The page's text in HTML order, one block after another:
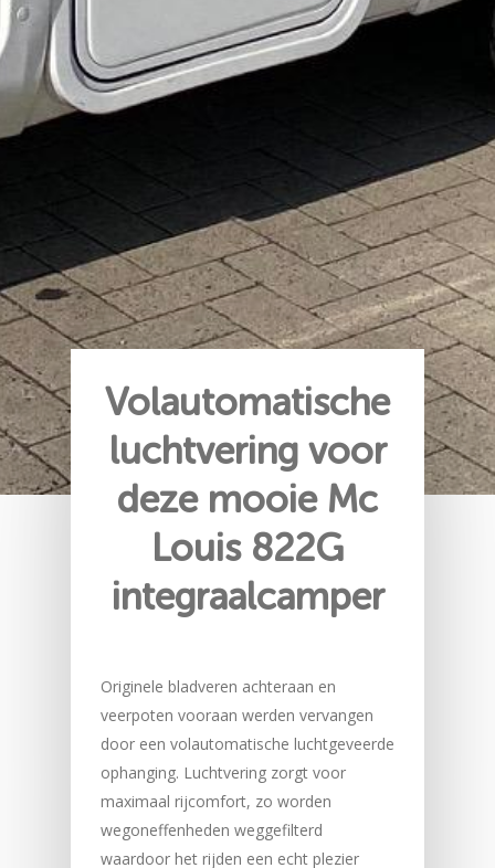
Volautomatische
luchtvering voor
deze mooie Mc
Louis 822G
integraalcamper
Originele bladveren achteraan en
veerpoten vooraan werden vervangen
door een volautomatische luchtgeveerde
ophanging. Luchtvering zorgt voor
maximaal rijcomfort, zo worden
wegoneffenheden weggefilterd
waardoor het rijden een echt plezier